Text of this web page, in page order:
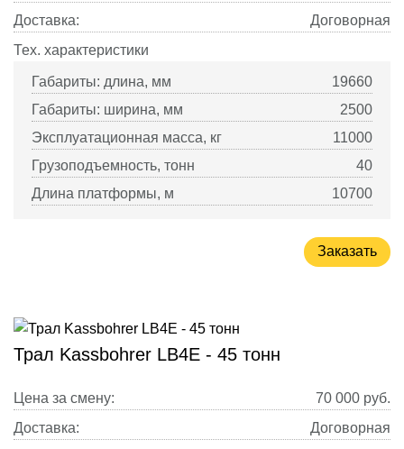
Доставка:
Договорная
Тех. характеристики
Габариты: длина, мм
19660
Габариты: ширина, мм
2500
Эксплуатационная масса, кг
11000
Грузоподъемность, тонн
40
Длина платформы, м
10700
Заказать
Трал Kassbohrer LB4E - 45 тонн
Цена за смену: 70 000 руб.
Доставка:
Договорная